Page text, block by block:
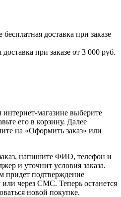
доставка при заказе
при заказе от 3 000 руб.
магазине выберите
его в корзину. Далее
на «Оформить заказ» или
напишите ФИО, телефон и
и уточнит условия заказа.
придет подтверждение
через СМС. Теперь останется
новой покупке.